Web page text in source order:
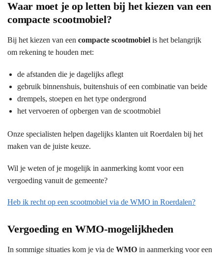
Waar moet je op letten bij het kiezen van een
compacte scootmobiel?
Bij het kiezen van een compacte scootmobiel is het belangrijk
om rekening te houden met:
de afstanden die je dagelijks aflegt
gebruik binnenshuis, buitenshuis of een combinatie van beide
drempels, stoepen en het type ondergrond
het vervoeren of opbergen van de scootmobiel
Onze specialisten helpen dagelijks klanten uit Roerdalen bij het
maken van de juiste keuze.
Wil je weten of je mogelijk in aanmerking komt voor een
vergoeding vanuit de gemeente?
Heb ik recht op een scootmobiel via de WMO in Roerdalen?
Vergoeding en WMO-mogelijkheden
In sommige situaties kom je via de WMO in aanmerking voor een